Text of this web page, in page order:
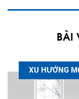
BÀI
XU HƯỚNG